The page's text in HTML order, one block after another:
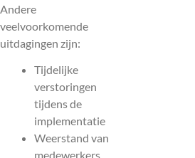
Andere
veelvoorkomende
uitdagingen zijn:
Tijdelijke
verstoringen
tijdens de
implementatie
Weerstand van
medewerkers